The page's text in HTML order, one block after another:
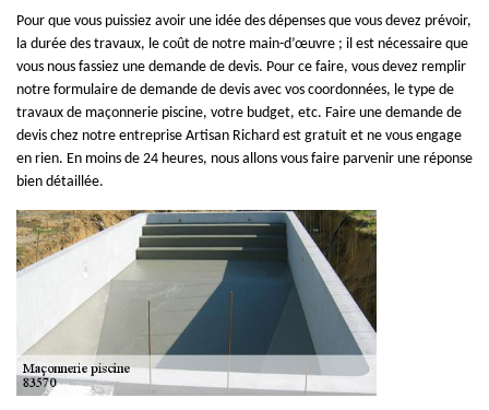
Pour que vous puissiez avoir une idée des dépenses que vous devez prévoir,
la durée des travaux, le coût de notre main-d’œuvre ; il est nécessaire que
vous nous fassiez une demande de devis. Pour ce faire, vous devez remplir
notre formulaire de demande de devis avec vos coordonnées, le type de
travaux de maçonnerie piscine, votre budget, etc. Faire une demande de
devis chez notre entreprise Artisan Richard est gratuit et ne vous engage
en rien. En moins de 24 heures, nous allons vous faire parvenir une réponse
bien détaillée.